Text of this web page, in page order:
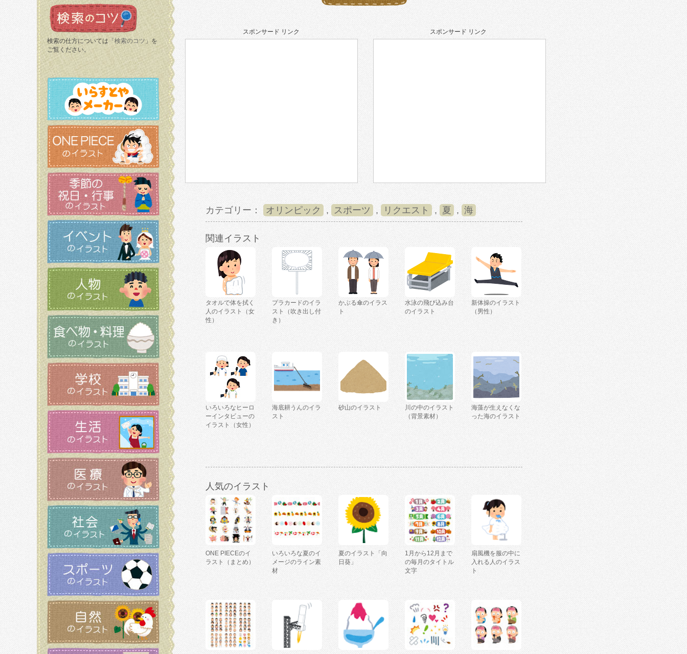
検索の仕方については「 検索のコツ 」を
ご覧ください。
スポンサード リンク スポンサード リンク
カテゴリー： オリンピック , スポーツ , リクエスト , 夏 , 海
関連イラスト
タオルで体を拭く
人のイラスト（女
性）
プラカードのイラ
スト（吹き出し付
き）
かぶる傘のイラス
ト
水泳の飛び込み台
のイラスト
新体操のイラスト
（男性）
いろいろなヒーロ
ーインタビューの
イラスト（女性）
海底耕うんのイラ
スト
砂山のイラスト
川の中のイラスト
（背景素材）
海藻が生えなくな
った海のイラスト
人気のイラスト
ONE PIECEのイ
ラスト（まとめ）
いろいろな夏のイ
メージのライン素
材
夏のイラスト「向
日葵」
1月から12月まで
の毎月のタイトル
文字
扇風機を服の中に
入れる人のイラス
ト